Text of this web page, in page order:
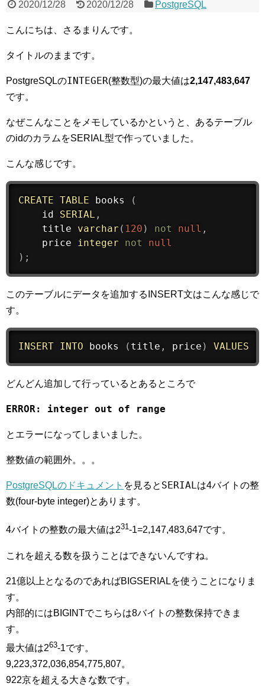
2020/12/28 2020/12/28 PostgreSQL
こんにちは、さるまりんです。
タイトルのままです。
PostgreSQLのINTEGER(整数型)の最大値は2,147,483,647
です。
なぜこんなことをメモしているかというと、あるテーブル
のidのカラムをSERIAL型で作っていました。
こんな感じです。
CREATE TABLE books
(
    id
SERIAL ,
    title
varchar ( 120 ) not null ,
    price
integer not
null
) ;
このテーブルにデータを追加するINSERT文はこんな感じで
す。
INSERT INTO books ( title , price ) VALUES
どんどん追加して行っているとあるところで
ERROR: integer out of range
とエラーになってしまいました。
整数値の範囲外。。。
PostgreSQLのドキュメント を見ると SERIALは4バイトの整
数(four-byte integer)とあります。
4バイトの整数の最大値は231-1=2,147,483,647です。
これを超える数を扱うことはできないんですね。
21億以上となるのであればBIGSERIALを使うことになりま
す。
内部的にはBIGINTでこちらは8バイトの整数保持できま
す。
最大値は263-1です。
9,223,372,036,854,775,807。
922京を超える大きな数です。